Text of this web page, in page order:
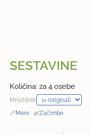
SESTAVINE
Količina: za 4 osebe
Množilnik:
📏Mere · 🌿Začimbe